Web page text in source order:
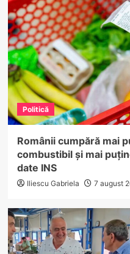
Politică
Românii cumpără mai
combustibil și mai
date INS
Iliescu Gabriela 7 august